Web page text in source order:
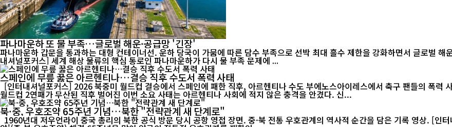
파나마운하 또 물 부족…글로벌 해운·공급망 '긴장'
파나마운하 갑문을 통과하는 대형 컨테이너선. 운하 당국이 가뭄에 따른 담수 부족으로 선박 최대 흘수 제한을 강화하면서 글로벌 해운
내셔널포커스] 세계 해상 물류의 핵심 통로인 파나마운하가 다시 물 부족 문제에 ...
스페인에 무릎 꿇은 아르헨티나…결승 직후 수도서 폭력 사태
[인터내셔널포커스] 2026 북중미 월드컵 결승에서 스페인에 패한 직후, 아르헨티나 수도 부에노스아이레스에서 축구 팬들의 폭력
월드컵 2연패가 무산된 직후 벌어진 이번 소요 사태는 아르헨티나 사회에 적지 않은 충격을 안겼다. 신...
북·중, 우호조약 65주년 기념…북한 "전략관계 새 단계로"